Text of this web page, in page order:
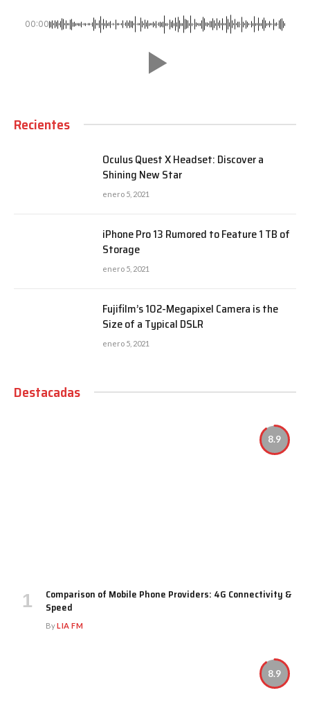
00:00
Recientes
Oculus Quest X Headset: Discover a
Shining New Star
enero 5, 2021
iPhone Pro 13 Rumored to Feature 1 TB of
Storage
enero 5, 2021
Fujifilm’s 102-Megapixel Camera is the
Size of a Typical DSLR
enero 5, 2021
Destacadas
8.9
Comparison of Mobile Phone Providers: 4G Connectivity &
Speed
ByLIA FM
8.9